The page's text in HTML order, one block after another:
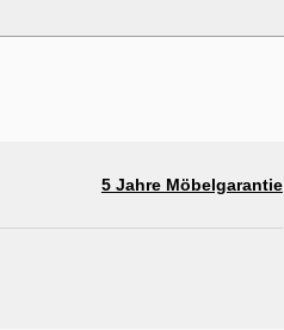
5 Jahre Möbelgarantie